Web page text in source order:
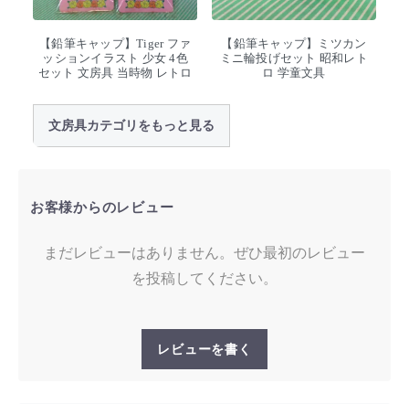
【鉛筆キャップ】Tiger ファ
ッションイラスト 少女 4色
セット 文房具 当時物 レトロ
【鉛筆キャップ】ミツカン
ミニ輪投げセット 昭和レト
ロ 学童文具
文房具カテゴリをもっと見る
お客様からのレビュー
まだレビューはありません。ぜひ最初のレビュー
を投稿してください。
レビューを書く